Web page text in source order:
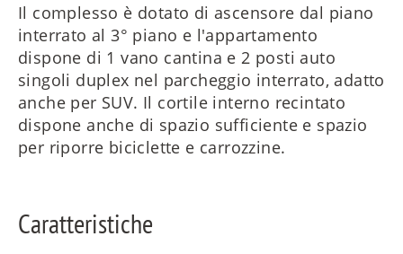
Il complesso è dotato di ascensore dal piano
interrato al 3° piano e l'appartamento
dispone di 1 vano cantina e 2 posti auto
singoli duplex nel parcheggio interrato, adatto
anche per SUV. Il cortile interno recintato
dispone anche di spazio sufficiente e spazio
per riporre biciclette e carrozzine.
Caratteristiche